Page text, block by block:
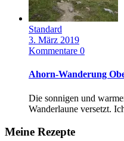
Standard
3. März 2019
Kommentare 0
Ahorn-Wanderung
Die sonnigen und
Wanderlaune versetzt.
Meine Rezepte